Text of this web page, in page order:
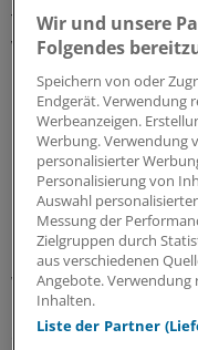
Theilmeier hält die
Vorsitzender der
Nordrhein hat er die
"Überflüssiges
"Ich finde, das ist ein
Kasse", sagt
Während im
Bereichen ständig
es hier zum Fenster
Wir und unsere
Folgendes
Speichern von oder
Endgerät. Verwendung
Werbeanzeigen.
Werbung. Verwendung
personalisierter
Personalisierung von
Auswahl
Messung der
Zielgruppen durch
aus verschiedenen
Angebote. Verwendung
Inhalten.
Liste der Partner